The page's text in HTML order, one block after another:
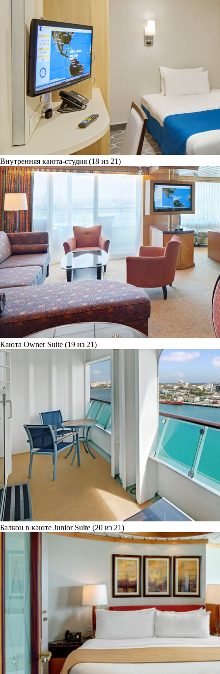
Внутренняя каюта-студия (18 из 21)
Каюта Owner Suite (19 из 21)
Балкон в каюте Junior Suite (20 из 21)